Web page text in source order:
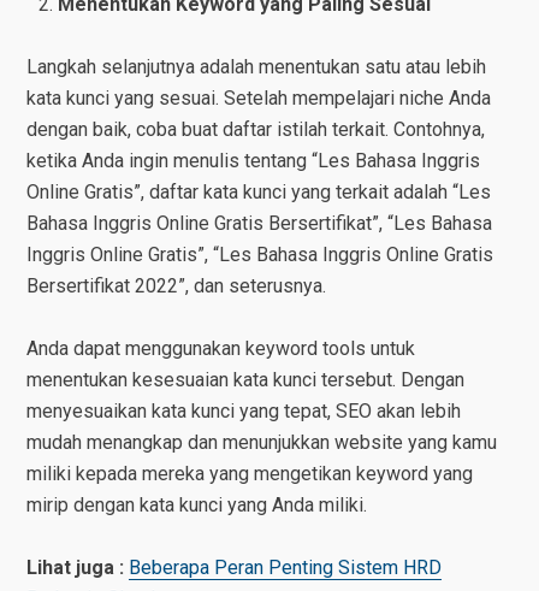
Langkah selanjutnya adalah menentukan satu atau lebih
kata kunci yang sesuai. Setelah mempelajari niche Anda
dengan baik, coba buat daftar istilah terkait. Contohnya,
ketika Anda ingin menulis tentang “Les Bahasa Inggris
Online Gratis”, daftar kata kunci yang terkait adalah “Les
Bahasa Inggris Online Gratis Bersertifikat”, “Les Bahasa
Inggris Online Gratis”, “Les Bahasa Inggris Online Gratis
Bersertifikat 2022”, dan seterusnya.
Anda dapat menggunakan keyword tools untuk
menentukan kesesuaian kata kunci tersebut. Dengan
menyesuaikan kata kunci yang tepat, SEO akan lebih
mudah menangkap dan menunjukkan website yang kamu
miliki kepada mereka yang mengetikan keyword yang
mirip dengan kata kunci yang Anda miliki.
Lihat juga : Beberapa Peran Penting Sistem HRD